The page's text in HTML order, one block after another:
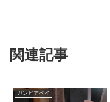
関連記事
ガンビアベイ